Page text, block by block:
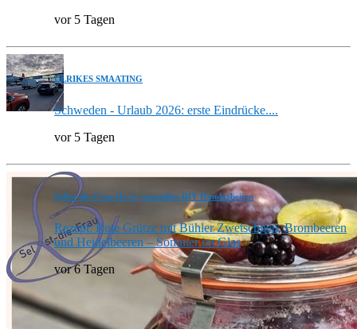
vor 5 Tagen
ULRIKES SMAATING
Schweden - Urlaub 2026: erste Eindrücke....
vor 5 Tagen
Selbst-die-Frau Do-it-yourselfies DIY Handarbeiten
Rezept: Rote Grütze mit Bühler Zwetschgen, Brombeeren
und Heidelbeeren – Sommer im Glas
vor 6 Tagen